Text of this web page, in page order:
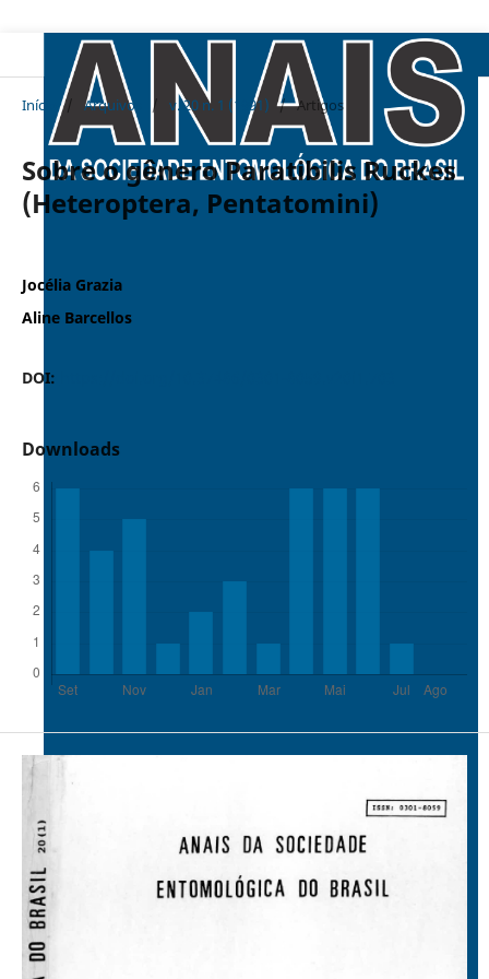
Início / Arquivos / v. 20 n. 1 (1991) / Artigos
Sobre o gênero Paratibilis Ruckes
(Heteroptera, Pentatomini)
Jocélia Grazia
Aline Barcellos
DOI:
Downloads